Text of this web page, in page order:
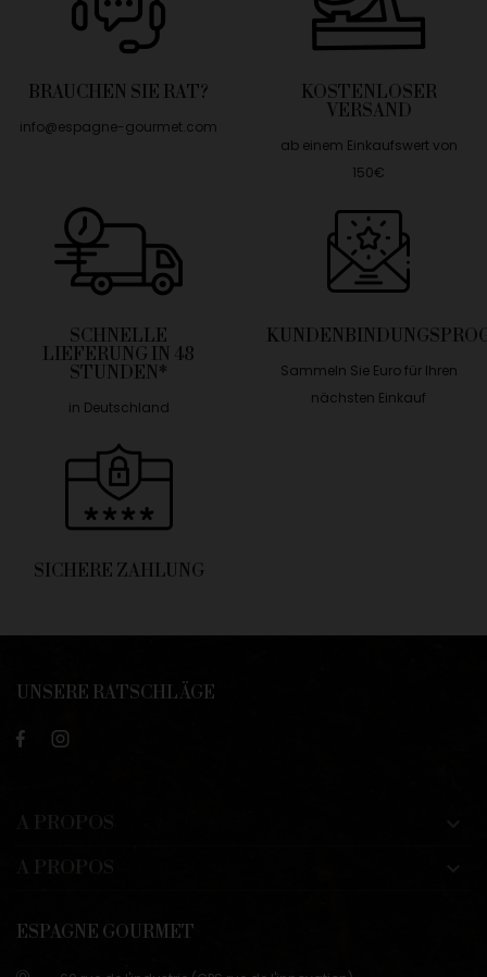
BRAUCHEN SIE RAT?
info@espagne-gourmet.com
KOSTENLOSER
VERSAND
ab einem Einkaufswert von
150€
SCHNELLE
LIEFERUNG IN 48
STUNDEN*
in Deutschland
Sammeln Sie Euro für Ihren
nächsten Einkauf
SICHERE ZAHLUNG
UNSERE RATSCHLÄGE
ESPAGNE GOURMET